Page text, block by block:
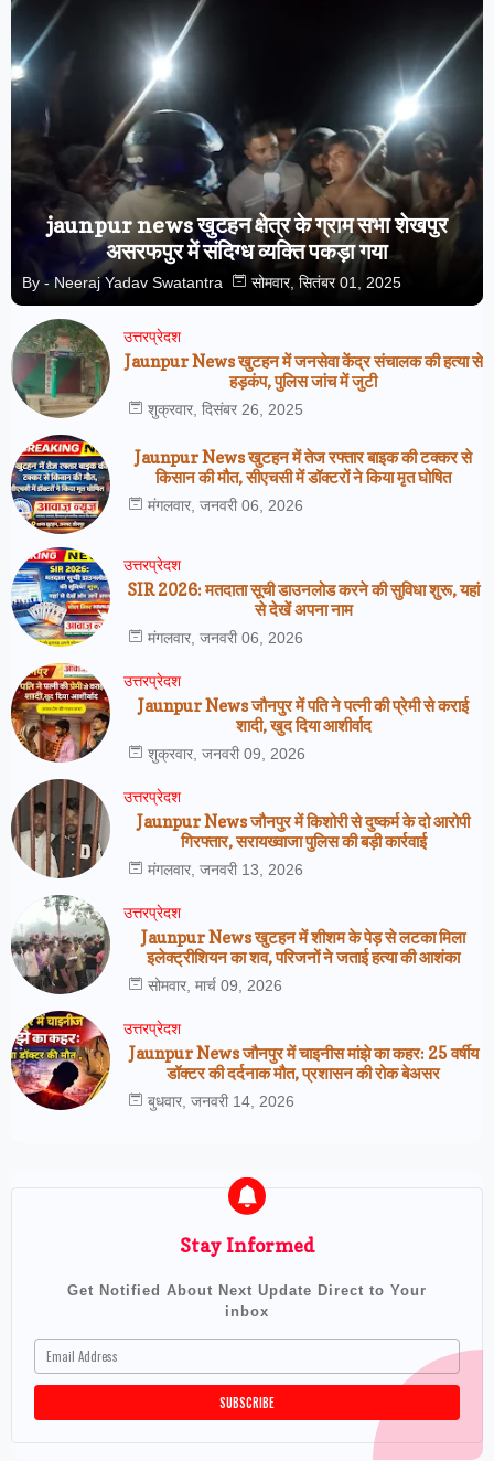
jaunpur news खुटहन क्षेत्र के ग्राम सभा शेखपुर
असरफपुर में संदिग्ध व्यक्ति पकड़ा गया
By - Neeraj Yadav Swatantra सोमवार, सितंबर 01, 2025
उत्तरप्रेदश
Jaunpur News खुटहन में जनसेवा केंद्र संचालक की हत्या से
हड़कंप, पुलिस जांच में जुटी
शुक्रवार, दिसंबर 26, 2025
Jaunpur News खुटहन में तेज रफ्तार बाइक की टक्कर से
किसान की मौत, सीएचसी में डॉक्टरों ने किया मृत घोषित
मंगलवार, जनवरी 06, 2026
उत्तरप्रेदश
SIR 2026: मतदाता सूची डाउनलोड करने की सुविधा शुरू, यहां
से देखें अपना नाम
मंगलवार, जनवरी 06, 2026
उत्तरप्रेदश
Jaunpur News जौनपुर में पति ने पत्नी की प्रेमी से कराई
शादी, खुद दिया आशीर्वाद
शुक्रवार, जनवरी 09, 2026
उत्तरप्रेदश
Jaunpur News जौनपुर में किशोरी से दुष्कर्म के दो आरोपी
गिरफ्तार, सरायख्वाजा पुलिस की बड़ी कार्रवाई
मंगलवार, जनवरी 13, 2026
उत्तरप्रेदश
Jaunpur News खुटहन में शीशम के पेड़ से लटका मिला
इलेक्ट्रीशियन का शव, परिजनों ने जताई हत्या की आशंका
सोमवार, मार्च 09, 2026
उत्तरप्रेदश
Jaunpur News जौनपुर में चाइनीस मांझे का कहर: 25 वर्षीय
डॉक्टर की दर्दनाक मौत, प्रशासन की रोक बेअसर
बुधवार, जनवरी 14, 2026
Stay Informed
Get Notified About Next Update Direct to Your
inbox